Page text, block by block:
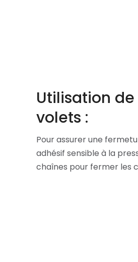
Utilisation
volets :
Pour assurer une
adhésif sensible à la
chaînes pour fermer les